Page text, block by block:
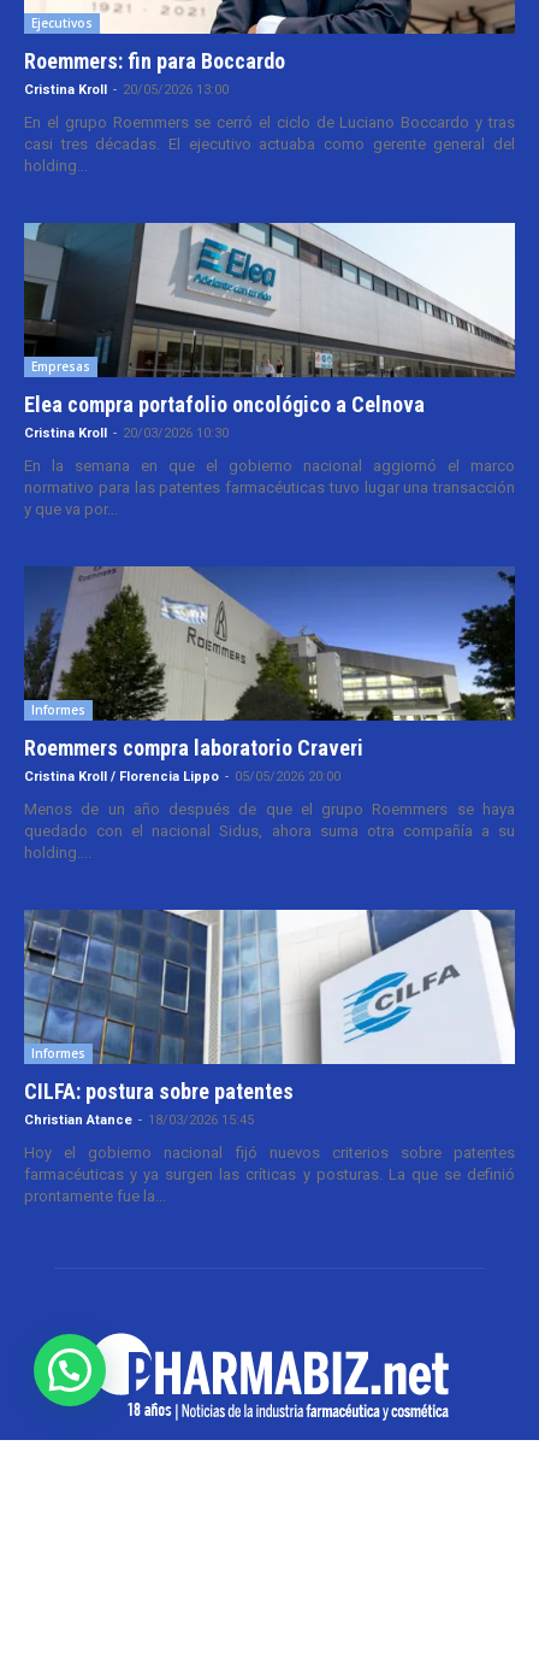
Ejecutivos
Roemmers: fin para Boccardo
Cristina Kroll - 20/05/2026 13:00
En el grupo Roemmers se cerró el ciclo de Luciano Boccardo y tras
casi tres décadas. El ejecutivo actuaba como gerente general del
holding...
Empresas
Elea compra portafolio oncológico a Celnova
Cristina Kroll - 20/03/2026 10:30
En la semana en que el gobierno nacional aggiornó el marco
normativo para las patentes farmacéuticas tuvo lugar una transacción
y que va por...
Informes
Roemmers compra laboratorio Craveri
Cristina Kroll / Florencia Lippo - 05/05/2026 20:00
Menos de un año después de que el grupo Roemmers se haya
quedado con el nacional Sidus, ahora suma otra compañía a su
holding....
Informes
CILFA: postura sobre patentes
Christian Atance - 18/03/2026 15:45
Hoy el gobierno nacional fijó nuevos criterios sobre patentes
farmacéuticas y ya surgen las críticas y posturas. La que se definió
prontamente fue la...